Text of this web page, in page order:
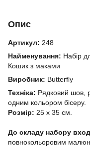
Опис
Артикул: 248
Найменування: Набір
Кошик з маками
Виробник: Butterfly
Техніка: Рядковий шов,
одним кольором бісеру.
Розмір: 25 х 35 см.
До складу набору
повнокольоровим